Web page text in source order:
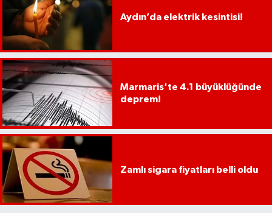
Aydın’da elektrik kesintisi!
Marmaris'te 4.1 büyüklüğünde
deprem!
Zamlı sigara fiyatları belli oldu
YURT